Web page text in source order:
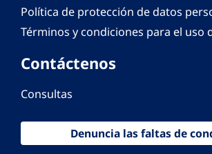
Política de protección de datos
Términos y condiciones para el uso
Contáctenos
Consultas
Denuncia las faltas de